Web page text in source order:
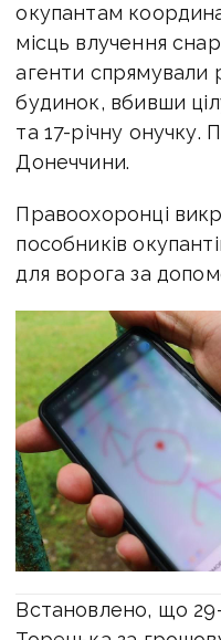
окупантам
місць влучення
агенти спрямували
будинок, вбивши
та 17-річну онучку.
Донеччини.
Правоохоронці
пособників
для ворога за
Встановлено, що